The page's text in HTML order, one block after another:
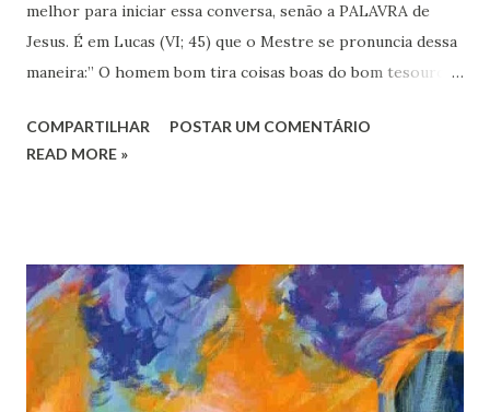
melhor para iniciar essa conversa, senão a PALAVRA de
Jesus. É em Lucas (VI; 45) que o Mestre se pronuncia dessa
maneira:” O homem bom tira coisas boas do bom tesouro
do mal que está em seu coração, porque sua boca fala do
que está cheio o coração”.
COMPARTILHAR
POSTAR UM COMENTÁRIO
READ MORE »